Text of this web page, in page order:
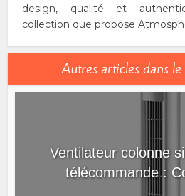
design, qualité et
collection que propose
Autres articles dans
Ventilateur colonne
télécommande :